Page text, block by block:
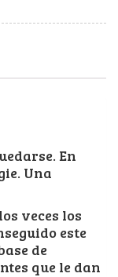
En
Una
veces los
este
de
que le dan